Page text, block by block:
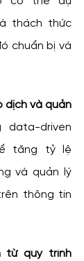
thách thức
chuẩn bị và
dịch và quản
driven
tăng tỷ lệ
và quản lý
thông tin
từ quy trình